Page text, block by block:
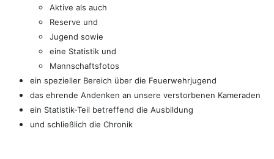
Aktive als auch
Reserve und
Jugend sowie
eine Statistik und
Mannschaftsfotos
ein spezieller Bereich über die Feuerwehrjugend
das ehrende Andenken an unsere verstorbenen Kameraden
ein Statistik-Teil betreffend die Ausbildung
und schließlich die Chronik